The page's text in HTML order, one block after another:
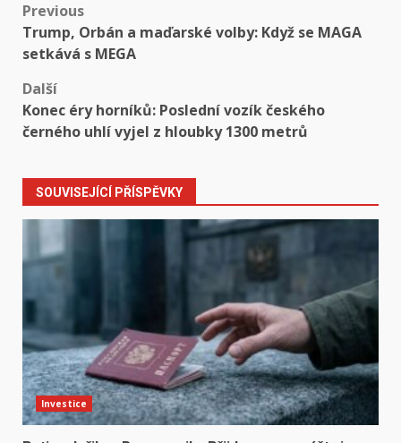
Post
navigation
Previous
Trump, Orbán a maďarské volby: Když se MAGA
setkává s MEGA
Další
Konec éry horníků: Poslední vozík českého
černého uhlí vyjel z hloubky 1300 metrů
SOUVISEJÍCÍ PŘÍSPĚVKY
Investice